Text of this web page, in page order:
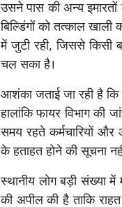
उसने पास की अन्य
बिल्डिंगों को तत्काल खाली
में जुटी रही, जिससे किसी
चल सका है।
आशंका जताई जा रही है कि
हालांकि फायर विभाग की
समय रहते कर्मचारियों
के हताहत होने की सूचना
स्थानीय लोग बड़ी संख्या
की अपील की है ताकि